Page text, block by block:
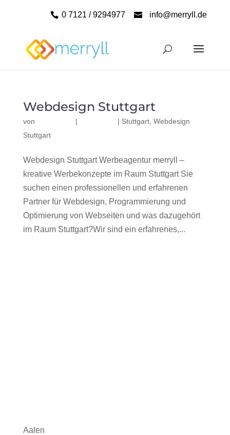
0 7121 / 9294977 info@merryll.de
Webdesign Stuttgart
von | | Stuttgart, Webdesign
Stuttgart
Webdesign Stuttgart Werbeagentur merryll –
kreative Werbekonzepte im Raum Stuttgart Sie
suchen einen professionellen und erfahrenen
Partner für Webdesign, Programmierung und
Optimierung von Webseiten und was dazugehört
im Raum Stuttgart?Wir sind ein erfahrenes,...
Aalen